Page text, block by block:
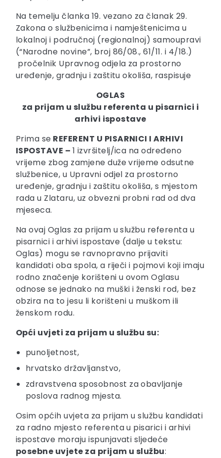
Na temelju članka 19. vezano za članak 29.
Zakona o službenicima i namještenicima u
lokalnoj i područnoj (regionalnoj) samoupravi
(“Narodne novine”, broj 86/08., 61/11. i 4/18.)
pročelnik Upravnog odjela za prostorno
uređenje, gradnju i zaštitu okoliša, raspisuje
OGLAS
za prijam u službu referenta u pisarnici i
arhivi ispostave
Prima se REFERENT U PISARNICI I ARHIVI
ISPOSTAVE – 1 izvršitelj/ica na određeno
vrijeme zbog zamjene duže vrijeme odsutne
službenice, u Upravni odjel za prostorno
uređenje, gradnju i zaštitu okoliša, s mjestom
rada u Zlataru, uz obvezni probni rad od dva
mjeseca.
Na ovaj Oglas za prijam u službu referenta u
pisarnici i arhivi ispostave (dalje u tekstu:
Oglas) mogu se ravnopravno prijaviti
kandidati oba spola, a riječi i pojmovi koji imaju
rodno značenje korišteni u ovom Oglasu
odnose se jednako na muški i ženski rod, bez
obzira na to jesu li korišteni u muškom ili
ženskom rodu.
Opći uvjeti za prijam u službu su:
punoljetnost,
hrvatsko državljanstvo,
zdravstvena sposobnost za obavljanje
poslova radnog mjesta.
Osim općih uvjeta za prijam u službu kandidati
za radno mjesto referenta u pisarici i arhivi
ispostave moraju ispunjavati sljedeće
posebne uvjete za prijam u službu: